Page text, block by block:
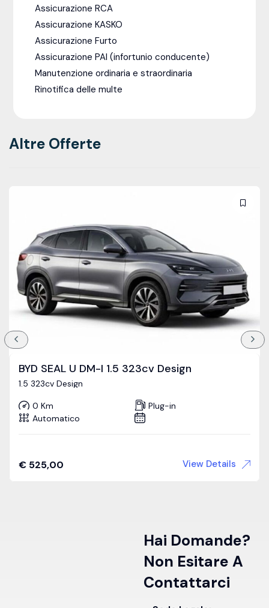
Assicurazione RCA
Assicurazione KASKO
Assicurazione Furto
Assicurazione PAI (infortunio conducente)
Manutenzione ordinaria e straordinaria
Rinotifica delle multe
Altre Offerte
BYD SEAL U DM-I 1.5 323cv Design
1.5 323cv Design
0 Km
Plug-in
Automatico
€ 525,00 View Details
Hai Domande?
Non Esitare A
Contattarci